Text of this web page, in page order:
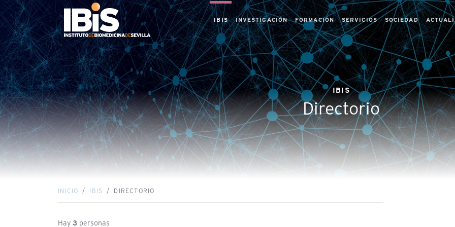
IBIS INVESTIGACIÓN FORMACIÓN SERVICIOS SOCIEDAD
IBIS
Directorio
INICIO IBIS DIRECTORIO
Hay 3 personas